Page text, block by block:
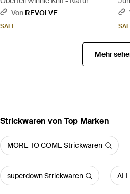
Von REVOLVE
SALE
Mehr
Strickwaren von Top Marken
MORE TO COME Strickwaren
superdown Strickwaren